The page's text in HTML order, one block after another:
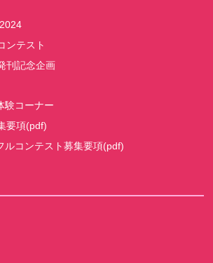
ンテスト
刊記念企画
験コーナー
要項(pdf)
ルコンテスト募集要項(pdf)